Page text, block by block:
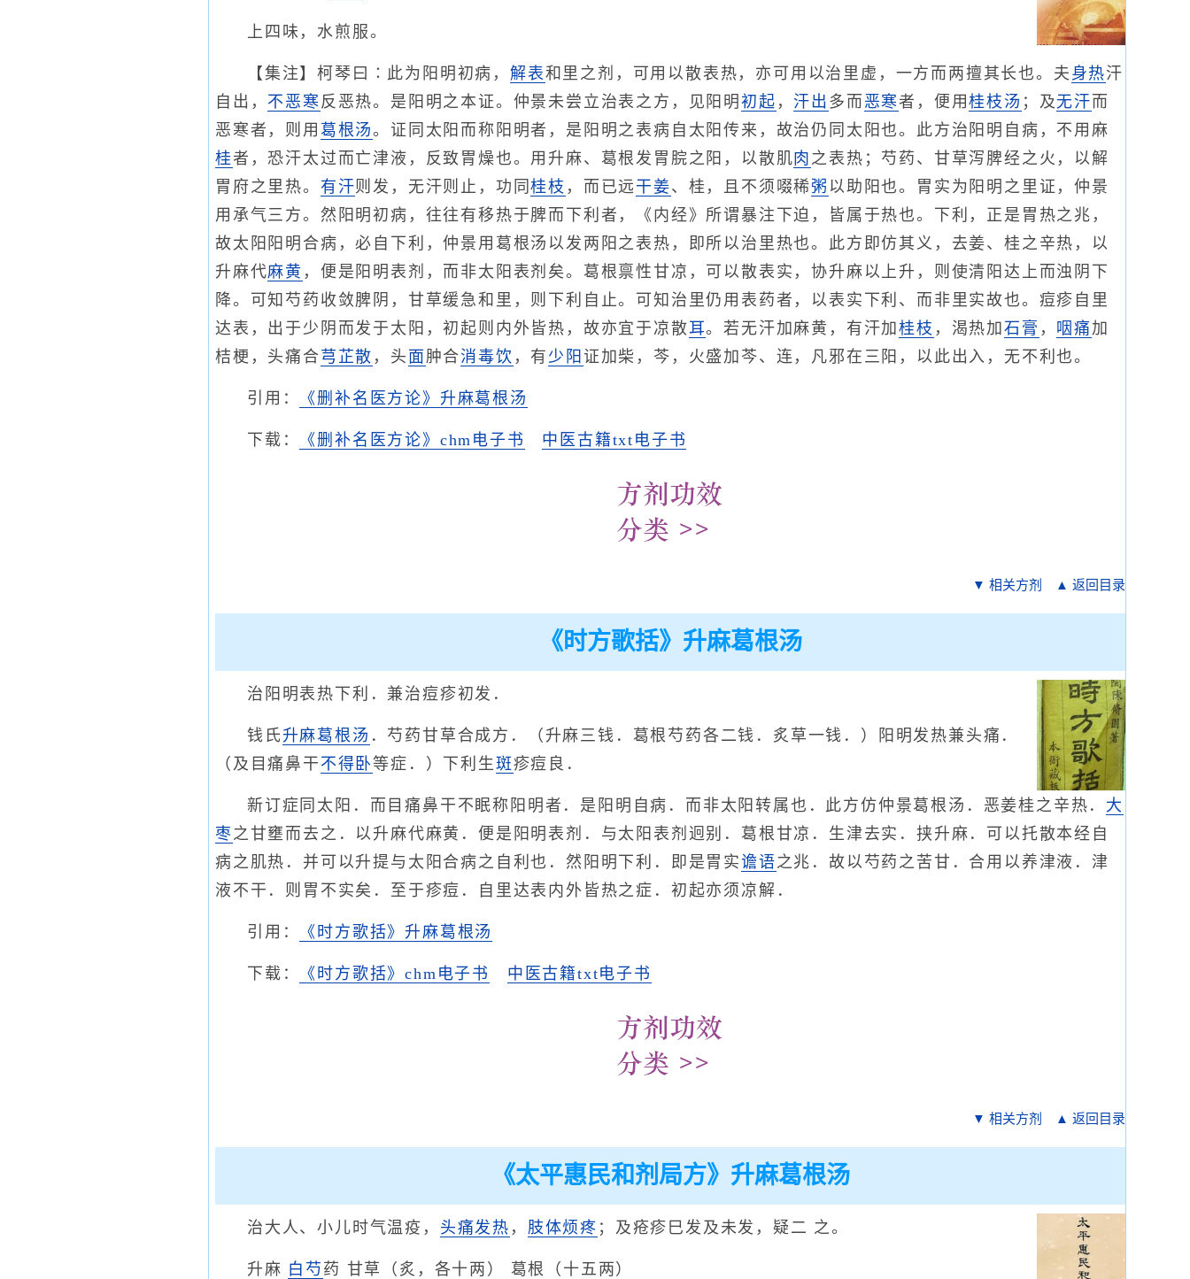
上四味，水煎服。
【集注】柯琴曰∶此为阳明初病， 解表和里之剂，可用以散表热，亦可用以治里虚，一方而两擅其长也。夫 身热汗
自出， 不恶寒 反恶热。是阳明之本证。仲景未尝立治表之方，见阳明初起 ， 汗出 多而 恶寒者，便用桂枝汤 ；及无汗 而
恶寒者，则用 葛根汤。证同太阳而称阳明者，是阳明之表病自太阳传来，故治仍同太阳也。此方治阳明自病，不用麻
桂者，恐汗太过而亡津液，反致胃燥也。用升麻、葛根发胃脘之阳，以散肌 肉 之表热；芍药、甘草泻脾经之火，以解
胃府之里热。 有汗则发，无汗则止，功同桂枝 ，而已远 干姜、桂，且不须啜稀粥 以助阳也。胃实为阳明之里证，仲景
用承气三方。然阳明初病，往往有移热于脾而下利者，《内经》所谓暴注下迫，皆属于热也。下利，正是胃热之兆，
故太阳阳明合病，必自下利，仲景用葛根汤以发两阳之表热，即所以治里热也。此方即仿其义，去姜、桂之辛热，以
升麻代麻黄 ，便是阳明表剂，而非太阳表剂矣。葛根禀性甘凉，可以散表实，协升麻以上升，则使清阳达上而浊阴下
降。可知芍药收敛脾阴，甘草缓急和里，则下利自止。可知治里仍用表药者，以表实下利、而非里实故也。痘疹自里
达表，出于少阴而发于太阳，初起则内外皆热，故亦宜于凉散耳。若无汗加麻黄，有汗加桂枝 ，渴热加石膏 ， 咽痛 加
桔梗，头痛合芎芷散 ，头 面 肿合消毒饮 ，有少阳 证加柴，芩，火盛加芩、连，凡邪在三阳，以此出入，无不利也。
引用： 《删补名医方论》升麻葛根汤
下载： 《删补名医方论》chm电子书 中医古籍txt电子书
▼ 相关方剂 ▲ 返回目录
《时方歌括》升麻葛根汤
治阳明表热下利．兼治痘疹初发．
钱氏升麻葛根汤 ．芍药甘草合成方．（升麻三钱．葛根芍药各二钱．炙草一钱．）阳明发热兼头痛．
（及目痛鼻干 不得卧等症．）下利生斑疹痘良．
新订症同太阳．而目痛鼻干不眠称阳明者．是阳明自病．而非太阳转属也．此方仿仲景葛根汤．恶姜桂之辛热． 大
枣之甘壅而去之．以升麻代麻黄．便是阳明表剂．与太阳表剂迥别．葛根甘凉．生津去实．挟升麻．可以托散本经自
病之肌热．并可以升提与太阳合病之自利也．然阳明下利．即是胃实谵语之兆．故以芍药之苦甘．合用以养津液．津
液不干．则胃不实矣．至于疹痘．自里达表内外皆热之症．初起亦须凉解．
引用： 《时方歌括》升麻葛根汤
下载： 《时方歌括》chm电子书 中医古籍txt电子书
▼ 相关方剂 ▲ 返回目录
《太平惠民和剂局方》升麻葛根汤
治大人、小儿时气温疫， 头痛发热 ， 肢体烦疼 ；及疮疹巳发及未发，疑二 之。
升麻 白芍 药 甘草（炙，各十两） 葛根（十五两）